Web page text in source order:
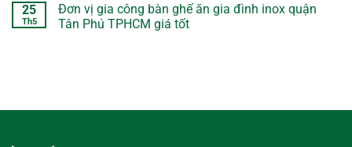
25
Th5
Đơn vị gia công bàn ghế ăn gia đình inox quận
Tân Phú TPHCM giá tốt